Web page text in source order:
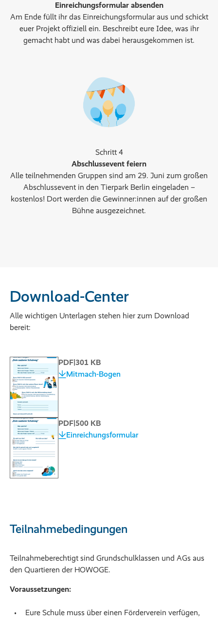
Einreichungsformular absenden
Am Ende füllt ihr das Einreichungsformular aus und schickt
euer Projekt offiziell ein. Beschreibt eure Idee, was ihr
gemacht habt und was dabei herausgekommen ist.
Schritt 4
Abschlussevent feiern
Alle teilnehmenden Gruppen sind am 29. Juni zum großen
Abschlussevent in den Tierpark Berlin eingeladen –
kostenlos! Dort werden die Gewinner:innen auf der großen
Bühne ausgezeichnet.
Download-Center
Alle wichtigen Unterlagen stehen hier zum Download
bereit:
PDF 301 KB
Mitmach-Bogen
PDF 500 KB
Einreichungsformular
Teilnahmebedingungen
Teilnahmeberechtigt sind Grundschulklassen und AGs aus
den Quartieren der HOWOGE.
Voraussetzungen:
Eure Schule muss über einen Förderverein verfügen,